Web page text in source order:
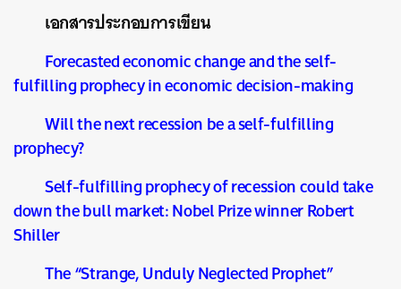
เอกสารประกอบการเขียน
Forecasted economic change and the self-
fulfilling prophecy in economic decision-making
Will the next recession be a self-fulfilling
prophecy?
Self-fulfilling prophecy of recession could take
down the bull market: Nobel Prize winner Robert
Shiller
The “Strange, Unduly Neglected Prophet”